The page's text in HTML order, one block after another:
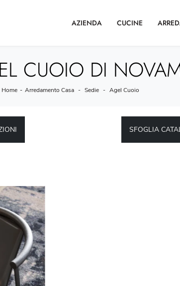
AZIENDA CUCINE
CUOIO DI
Home - Arredamento Casa - Sedie - Agel Cuoio
SFOGLIA